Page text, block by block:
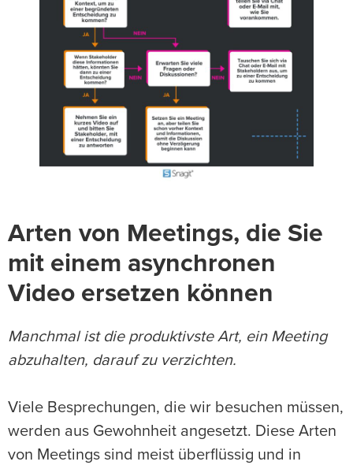
Arten von Meetings, die Sie
mit einem asynchronen
Video ersetzen können
Manchmal ist die produktivste Art, ein Meeting
abzuhalten, darauf zu verzichten.
Viele Besprechungen, die wir besuchen müssen,
werden aus Gewohnheit angesetzt. Diese Arten
von Meetings sind meist überflüssig und in